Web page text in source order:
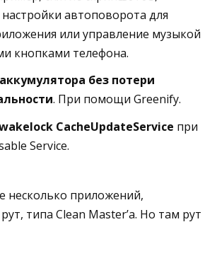
автоповорота для
или управление музыкой
кнопками телефона.
без потери
. При помощи Greenify.
CacheUpdateService при
Service.
несколько приложений,
типа Clean Master’а. Но там рут